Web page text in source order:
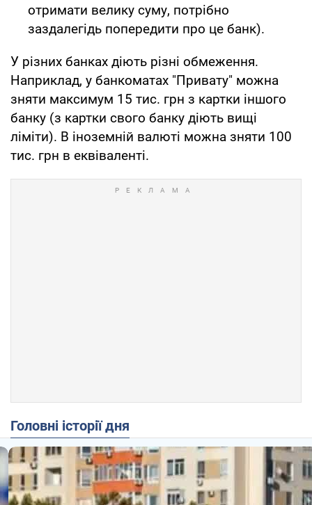
отримати велику суму, потрібно
заздалегідь попередити про це банк).
У різних банках діють різні обмеження.
Наприклад, у банкоматах "Привату" можна
зняти максимум 15 тис. грн з картки іншого
банку (з картки свого банку діють вищі
ліміти). В іноземній валюті можна зняти 100
тис. грн в еквіваленті.
Головні історії дня